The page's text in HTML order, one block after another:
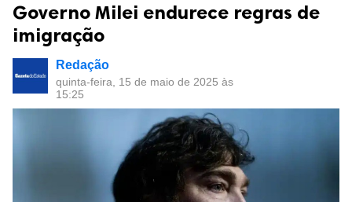
Governo Milei endurece regras de
imigração
Redação
quinta-feira, 15 de maio de 2025 às
15:25